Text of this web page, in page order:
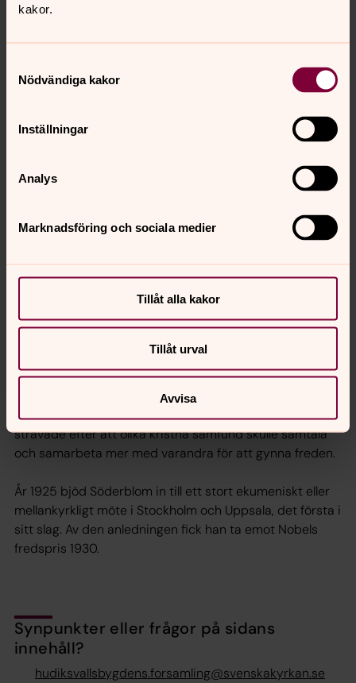
kakor.
Nödvändiga kakor
Inställningar
Analys
Marknadsföring och sociala medier
Tillåt alla kakor
Tillåt urval
Avvisa
Nathan Söderblom (1866–1931) var ärkebiskop 1914–31.
Han är uppvuxen i Hälsingland och tog sin
studentexamen vid högre allmänna läroverket i
Hudiksvall. 1883 skrevs Nathan Söderblom in vid Uppsala
universitet och avlade där filosofie kandidatexamen
Nathan Söderblom utsågs till ärkebiskop samma år som
första världskriget började. Under hela sin
ärkebiskopsperiod var han engagerad i fredsfrågor och
strävade efter att olika kristna samfund skulle samtala
och samarbeta mer med varandra för att gynna freden.
År 1925 bjöd Söderblom in till ett stort ekumeniskt eller
mellankyrkligt möte i Stockholm och Uppsala, det första i
sitt slag. Av den anledningen fick han ta emot Nobels
fredspris 1930.
Synpunkter eller frågor på sidans
innehåll?
hudiksvallsbygdens.forsamling@svenskakyrkan.se